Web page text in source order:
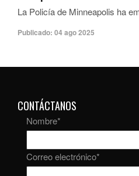
La Policía de Minneapolis ha
Publicado: 04 ago 2025
CONTÁCTANOS
Nombre*
Correo electrónico*